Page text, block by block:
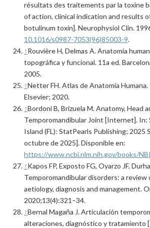
résultats des traitements par la toxine
of action, clinical indication and results
botulinum toxin]. Neurophysiol Clin.
10.1016/s0987-7053(96)85003-9.
↑Rouvière H, Delmas A. Anatomía
topográfica y funcional. 11a ed.
2005.
↑Netter FH. Atlas de Anatomía Humana.
Elsevier; 2020.
↑Bordoni B, Brizuela M. Anatomy, Head
Temporomandibular Joint [Internet]. In:
Island (FL): StatPearls Publishing; 2025
octubre de 2025]. Disponible en:
https://www.ncbi.nlm.nih.gov/books/
↑Kapos FP, Exposto FG, Oyarzo JF,
Temporomandibular disorders: a
aetiology, diagnosis and management.
2020;13(4):321–34.
↑Bernal Magaña J. Articulación
alteraciones, diagnóstico y tratamiento